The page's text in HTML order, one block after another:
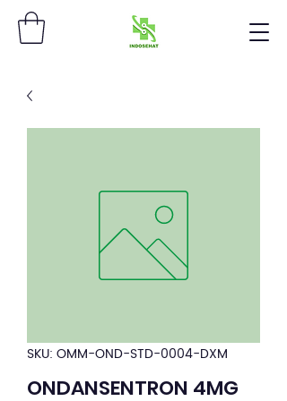
SKU: OMM-OND-STD-0004-DXM
ONDANSENTRON 4MG